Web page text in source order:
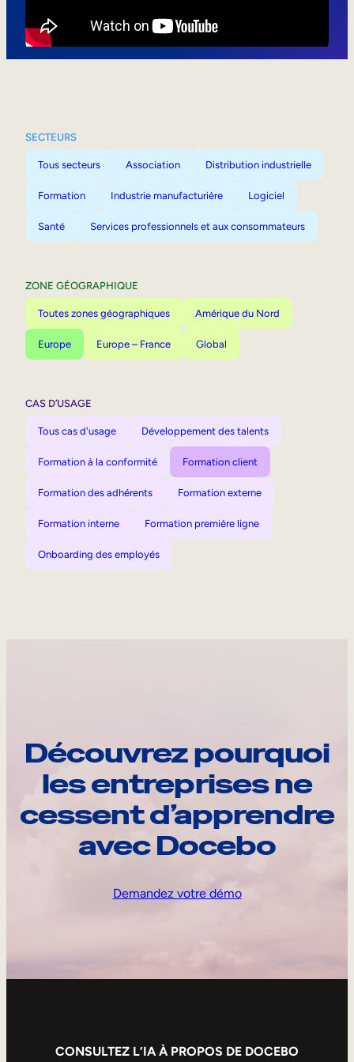
SECTEURS
Tous secteurs Association Distribution industrielle
Formation Industrie manufacturière Logiciel
Santé Services professionnels et aux consommateurs
ZONE GÉOGRAPHIQUE
Toutes zones géographiques Amérique du Nord
Europe Europe – France Global
CAS D’USAGE
Tous cas d'usage Développement des talents
Formation à la conformité Formation client
Formation des adhérents Formation externe
Formation interne Formation première ligne
Onboarding des employés
Découvrez pourquoi
les entreprises ne
cessent d’apprendre
avec Docebo
Demandez votre démo
CONSULTEZ L’IA À PROPOS DE DOCEBO